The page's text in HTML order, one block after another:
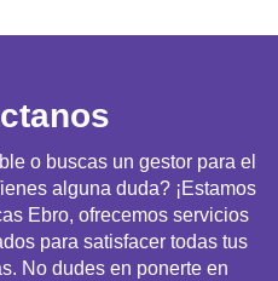
o buscas un gestor para el
alguna duda? ¡Estamos
Ebro, ofrecemos servicios
para satisfacer todas tus
No dudes en ponerte en